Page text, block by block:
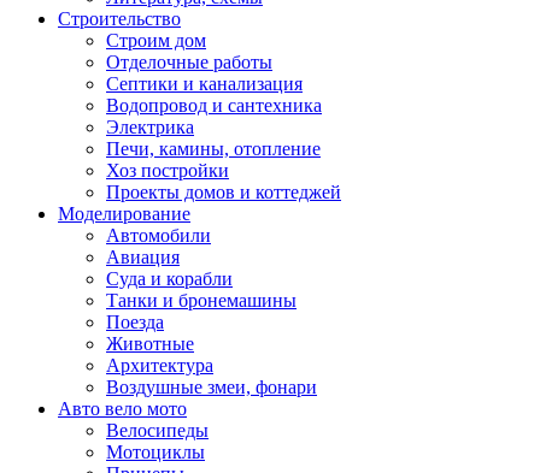
Строительство
Строим дом
Отделочные работы
Септики и канализация
Водопровод и сантехника
Электрика
Печи, камины, отопление
Хоз постройки
Проекты домов и коттеджей
Моделирование
Автомобили
Авиация
Суда и корабли
Танки и бронемашины
Поезда
Животные
Архитектура
Воздушные змеи, фонари
Авто вело мото
Велосипеды
Мотоциклы